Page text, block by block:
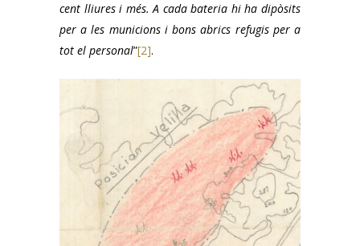
cent lliures i més. A cada bateria hi ha dipòsits
per a les municions i bons abrics refugis per a
tot el personal”[2].